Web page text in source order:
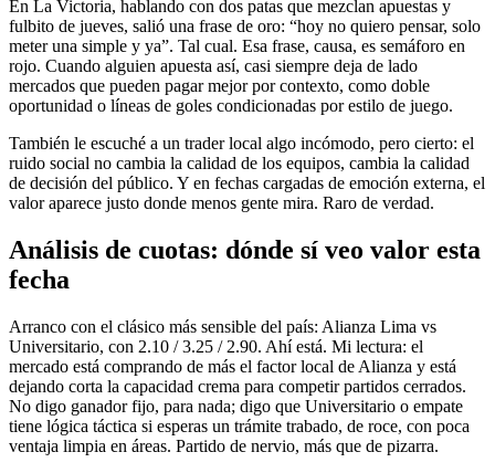
En La Victoria, hablando con dos patas que mezclan apuestas y
fulbito de jueves, salió una frase de oro: “hoy no quiero pensar, solo
meter una simple y ya”. Tal cual. Esa frase, causa, es semáforo en
rojo. Cuando alguien apuesta así, casi siempre deja de lado
mercados que pueden pagar mejor por contexto, como doble
oportunidad o líneas de goles condicionadas por estilo de juego.
También le escuché a un trader local algo incómodo, pero cierto: el
ruido social no cambia la calidad de los equipos, cambia la calidad
de decisión del público. Y en fechas cargadas de emoción externa, el
valor aparece justo donde menos gente mira. Raro de verdad.
Análisis de cuotas: dónde sí veo valor esta
fecha
Arranco con el clásico más sensible del país: Alianza Lima vs
Universitario, con 2.10 / 3.25 / 2.90. Ahí está. Mi lectura: el
mercado está comprando de más el factor local de Alianza y está
dejando corta la capacidad crema para competir partidos cerrados.
No digo ganador fijo, para nada; digo que Universitario o empate
tiene lógica táctica si esperas un trámite trabado, de roce, con poca
ventaja limpia en áreas. Partido de nervio, más que de pizarra.